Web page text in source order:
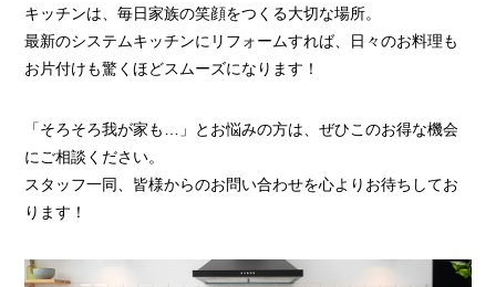
キッチンは、毎日家族の笑顔をつくる大切な場所。
最新のシステムキッチンにリフォームすれば、日々のお料理も
お片付けも驚くほどスムーズになります！
「そろそろ我が家も…」とお悩みの方は、ぜひこのお得な機会
にご相談ください。
スタッフ一同、皆様からのお問い合わせを心よりお待ちしてお
ります！